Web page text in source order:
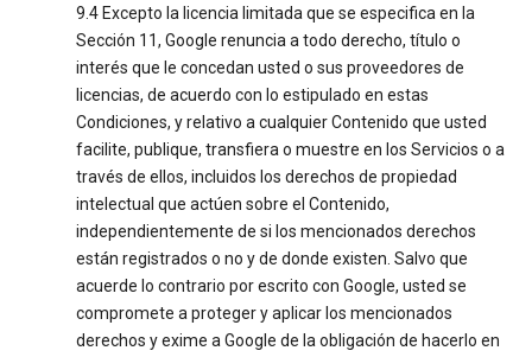
9.4 Excepto la licencia limitada que se especifica en la
Sección 11, Google renuncia a todo derecho, título o
interés que le concedan usted o sus proveedores de
licencias, de acuerdo con lo estipulado en estas
Condiciones, y relativo a cualquier Contenido que usted
facilite, publique, transfiera o muestre en los Servicios o a
través de ellos, incluidos los derechos de propiedad
intelectual que actúen sobre el Contenido,
independientemente de si los mencionados derechos
están registrados o no y de donde existen. Salvo que
acuerde lo contrario por escrito con Google, usted se
compromete a proteger y aplicar los mencionados
derechos y exime a Google de la obligación de hacerlo en